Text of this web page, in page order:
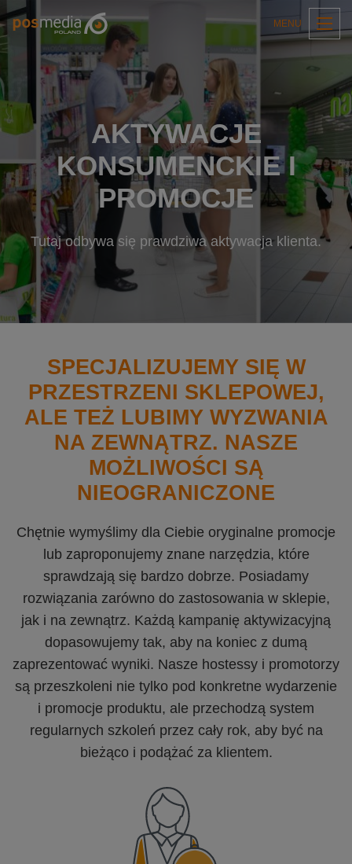
MENU
AKTYWACJE
KONSUMENCKIE I
PROMOCJE
Tutaj odbywa się prawdziwa aktywacja klienta.
SPECJALIZUJEMY SIĘ W
PRZESTRZENI SKLEPOWEJ,
ALE TEŻ LUBIMY WYZWANIA
NA ZEWNĄTRZ. NASZE
MOŻLIWOŚCI SĄ
NIEOGRANICZONE
Chętnie wymyślimy dla Ciebie oryginalne promocje
lub zaproponujemy znane narzędzia, które
sprawdzają się bardzo dobrze. Posiadamy
rozwiązania zarówno do zastosowania w sklepie,
jak i na zewnątrz. Każdą kampanię aktywizacyjną
dopasowujemy tak, aby na koniec z dumą
zaprezentować wyniki. Nasze hostessy i promotorzy
są przeszkoleni nie tylko pod konkretne wydarzenie
i promocje produktu, ale przechodzą system
regularnych szkoleń przez cały rok, aby być na
bieżąco i podążać za klientem.